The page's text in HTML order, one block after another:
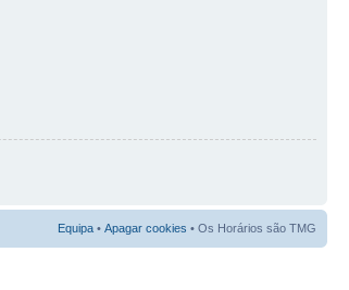
Equipa • Apagar cookies • Os Horários são TMG